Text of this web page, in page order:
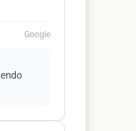
Google